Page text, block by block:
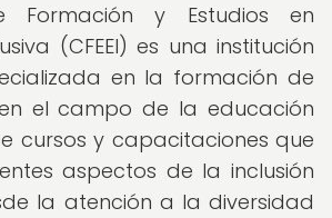
Formación y Estudios en
(CFEEI) es una institución
en la formación de
el campo de la educación
cursos y capacitaciones que
aspectos de la inclusión
la atención a la diversidad